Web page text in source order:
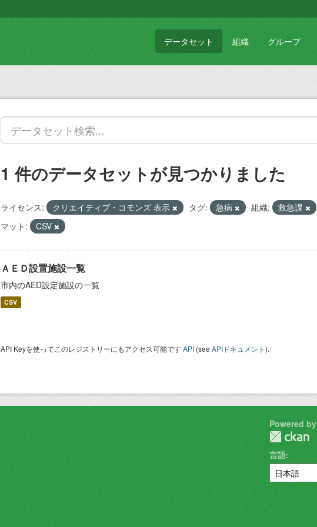
データセット 組織 グループ
1 件のデータセットが見つかりました
ライセンス: クリエイティブ・コモンズ 表示 タグ: 急病 組織: 救急課
マット:
CSV
ＡＥＤ設置施設一覧
市内のAED設定施設の一覧
CSV
API Keyを使ってこのレジストリーにもアクセス可能ですAPI (see APIドキュメント).
Powered by
言語